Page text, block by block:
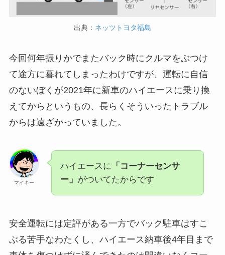
出典： ネッツトヨタ福島
今回何年振りかでまたバック時にクルマをぶつけ
て途方に暮れてしまったわけですが、運転に自信
のないぼくが2021年に新車のハイエースに乗り換
えてからというもの、長らくそういったトラブル
からは遠ざかっていました。
マイキー
ハイエースに 「コーナーセンサ
ー」 がついてたからです
安全運転には定評がある一方でバック駐車はすこ
ぶる苦手なわたくし、ハイエース納車後4年目まで